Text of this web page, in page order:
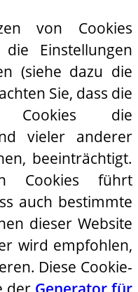
von Cookies
Einstellungen
(siehe dazu die
Sie, dass die
Cookies die
vieler anderer
beeinträchtigt.
Cookies führt
auch bestimmte
dieser Website
wird empfohlen,
Diese Cookie-